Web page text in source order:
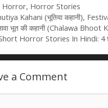
Horror, Horror Stories
Kahani (भूतिया कहानी),
भूत की कहानी (Chalawa Bhoot
Horror Stories In Hindi: 4
a Comment